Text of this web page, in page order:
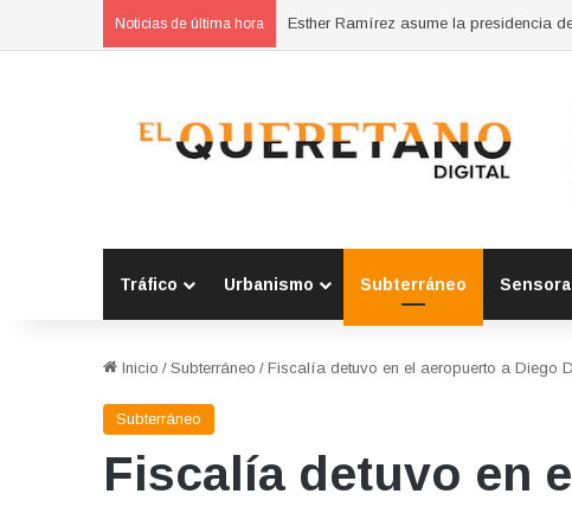
Noticias de última hora
Tráfico Urbanismo Subterráneo
Inicio / Subterráneo / Fiscalía detuvo en el aeropuerto a Diego
Subterráneo
Fiscalía detuvo en